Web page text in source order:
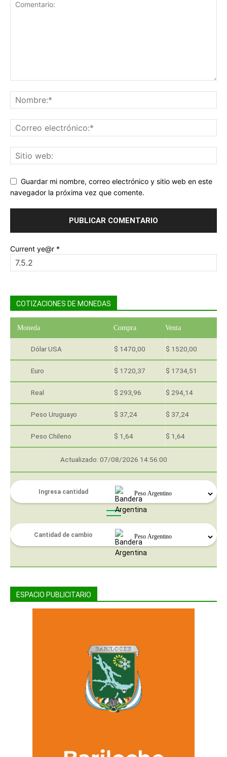
Guardar mi nombre, correo electrónico y sitio web en este
navegador la próxima vez que comente.
Current ye@r *
COTIZACIONES DE MONEDAS
Moneda Compra Venta
Dólar USA $ 1470,00 $ 1520,00
Euro $ 1720,37 $ 1734,51
Real $ 293,96 $ 294,14
Peso Uruguayo $ 37,24 $ 37,24
Peso Chileno $ 1,64 $ 1,64
Actualizado: 07/08/2026 14:56:00
ESPACIO PUBLICITARIO